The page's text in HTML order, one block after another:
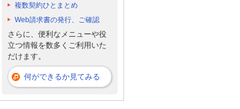
複数契約ひとまとめ
Web請求書の発行、ご確認
さらに、便利なメニューや役
立つ情報を数多くご利用いた
だけます。
何ができるか見てみる